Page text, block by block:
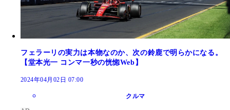
フェラーリの実力は本物なのか、次の鈴鹿で明らかになる。
【堂本光一 コンマ一秒の恍惚Web】
2024年04月02日 07:00
クルマ